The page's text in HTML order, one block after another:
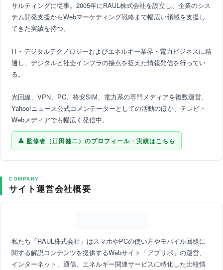
サルティングに従事。2005年にRAUL株式会社を設立し、企業のシス
テム開発支援からWebマーケティング戦略まで幅広い領域を支援し
てきた実績を持つ。
IT・デジタルテクノロジーおよびエネルギー業界・電力ビジネスに精
通し、デジタルと社会インフラの接点を捉えた情報発信を行ってい
る。
光回線、VPN、PC、格安SIM、電力系の専門メディアを複数運営。
Yahoo!ニュース公式コメンテーターとしての活動のほか、テレビ・
Webメディアでも幅広く発信中。
監修者（江田健二）のプロフィール・実績はこちら
COMPANY
サイト運営会社概要
私たち「RAUL株式会社」はスマホやPCの使い方やモバイル回線に
関する解説コンテンツを提供するWebサイト「アプリポ」の運営、
インターネット、通信、エネルギー関連サービスに特化した比較情